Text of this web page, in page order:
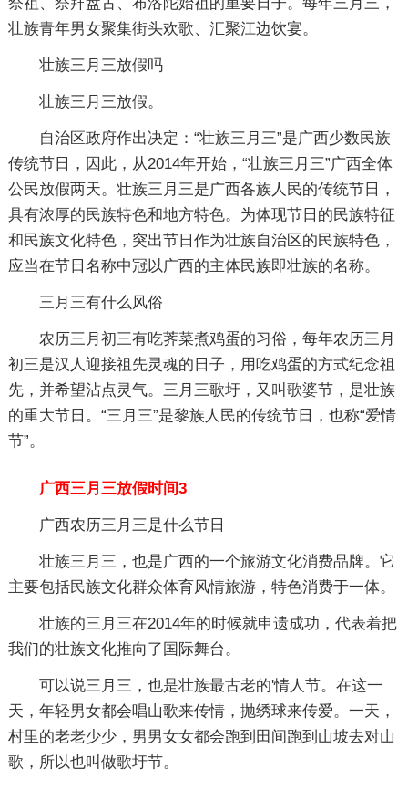
壮族青年男女聚集街头欢歌、汇聚江边饮宴。
壮族三月三放假吗
壮族三月三放假。
自治区政府作出决定：“壮族三月三”是广西少数民族
传统节日，因此，从2014年开始，“壮族三月三”广西全体
公民放假两天。壮族三月三是广西各族人民的传统节日，
具有浓厚的民族特色和地方特色。为体现节日的民族特征
和民族文化特色，突出节日作为壮族自治区的民族特色，
应当在节日名称中冠以广西的主体民族即壮族的名称。
三月三有什么风俗
农历三月初三有吃荠菜煮鸡蛋的习俗，每年农历三月
初三是汉人迎接祖先灵魂的日子，用吃鸡蛋的方式纪念祖
先，并希望沾点灵气。三月三歌圩，又叫歌婆节，是壮族
的重大节日。“三月三”是黎族人民的传统节日，也称“爱情
节”。
广西三月三放假时间3
广西农历三月三是什么节日
壮族三月三，也是广西的一个旅游文化消费品牌。它
主要包括民族文化群众体育风情旅游，特色消费于一体。
壮族的三月三在2014年的时候就申遗成功，代表着把
我们的壮族文化推向了国际舞台。
可以说三月三，也是壮族最古老的'情人节。在这一
天，年轻男女都会唱山歌来传情，抛绣球来传爱。一天，
村里的老老少少，男男女女都会跑到田间跑到山坡去对山
歌，所以也叫做歌圩节。